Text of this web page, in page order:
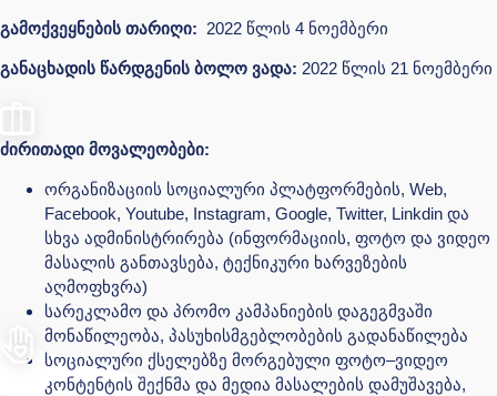
გამოქვეყნების თარიღი: 2022 წლის 4 ნოემბერი
განაცხადის წარდგენის ბოლო ვადა: 2022 წლის 21 ნოემბერი
ძირითადი მოვალეობები:
ორგანიზაციის სოციალური პლატფორმების, Web,
Facebook, Youtube, Instagram, Google, Twitter, Linkdin და
სხვა ადმინისტრირება (ინფორმაციის, ფოტო და ვიდეო
მასალის განთავსება, ტექნიკური ხარვეზების
აღმოფხვრა)
სარეკლამო და პრომო კამპანიების დაგეგმვაში
მონაწილეობა, პასუხისმგებლობების გადანაწილება
სოციალური ქსელებზე მორგებული ფოტო–ვიდეო
კონტენტის შექნმა და მედია მასალების დამუშავება,